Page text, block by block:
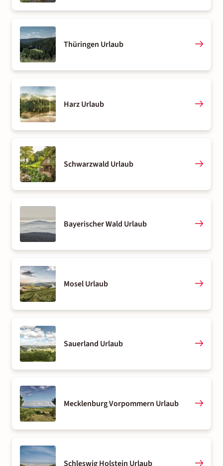
Thüringen Urlaub
Harz Urlaub
Schwarzwald Urlaub
Bayerischer Wald Urlaub
Mosel Urlaub
Sauerland Urlaub
Mecklenburg Vorpommern Urlaub
Schleswig Holstein Urlaub